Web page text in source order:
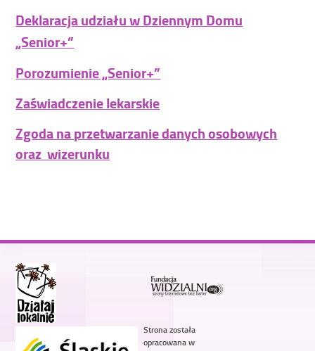
Deklaracja udziału w Dziennym Domu
„Senior+”
Porozumienie „Senior+”
Zaświadczenie lekarskie
Zgoda na przetwarzanie danych osobowych
oraz wizerunku
Strona została
opracowana w